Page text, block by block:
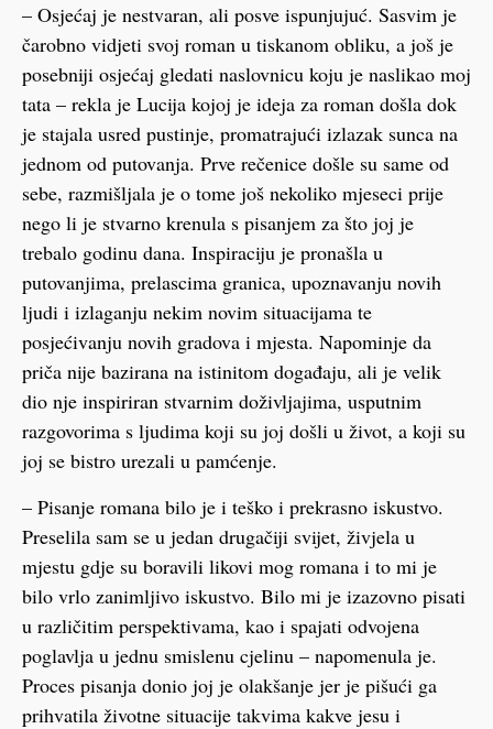
– Osjećaj je nestvaran, ali posve ispunjujuć. Sasvim je
čarobno vidjeti svoj roman u tiskanom obliku, a još je
posebniji osjećaj gledati naslovnicu koju je naslikao moj
tata – rekla je Lucija kojoj je ideja za roman došla dok
je stajala usred pustinje, promatrajući izlazak sunca na
jednom od putovanja. Prve rečenice došle su same od
sebe, razmišljala je o tome još nekoliko mjeseci prije
nego li je stvarno krenula s pisanjem za što joj je
trebalo godinu dana. Inspiraciju je pronašla u
putovanjima, prelascima granica, upoznavanju novih
ljudi i izlaganju nekim novim situacijama te
posjećivanju novih gradova i mjesta. Napominje da
priča nije bazirana na istinitom događaju, ali je velik
dio nje inspiriran stvarnim doživljajima, usputnim
razgovorima s ljudima koji su joj došli u život, a koji su
joj se bistro urezali u pamćenje.
– Pisanje romana bilo je i teško i prekrasno iskustvo.
Preselila sam se u jedan drugačiji svijet, živjela u
mjestu gdje su boravili likovi mog romana i to mi je
bilo vrlo zanimljivo iskustvo. Bilo mi je izazovno pisati
u različitim perspektivama, kao i spajati odvojena
poglavlja u jednu smislenu cjelinu – napomenula je.
Proces pisanja donio joj je olakšanje jer je pišući ga
prihvatila životne situacije takvima kakve jesu i